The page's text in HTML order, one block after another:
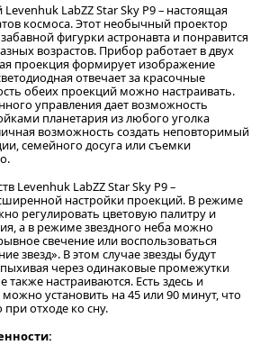
LabZZ Star Sky P9 – настоящая
космоса. Этот необычный проектор
фигурки астронавта и понравится
возрастов. Прибор работает в двух
проекция формирует изображение
отвечает за красочные
обеих проекций можно настраивать.
управления дает возможность
планетария из любого уголка
возможность создать неповторимый
семейного досуга или съемки
Levenhuk LabZZ Star Sky P9 –
настройки проекций. В режиме
регулировать цветовую палитру и
а в режиме звездного неба можно
свечение или воспользоваться
звезд». В этом случае звезды будут
через одинаковые промежутки
также настраиваются. Есть здесь и
установить на 45 или 90 минут, что
отходе ко сну.